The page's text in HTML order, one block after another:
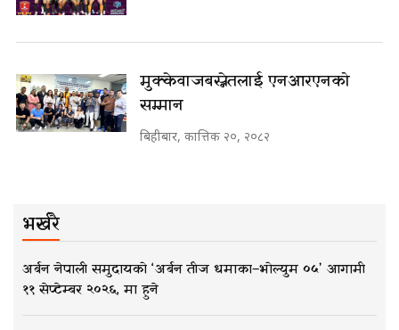
मुक्केवाज बस्नेतलाई एनआरएनको
सम्मान
बिहीबार, कात्तिक २०, २०८२
भर्खरै
अर्बन नेपाली समुदायको ‘अर्बन तीज धमाका–भोल्युम ०५’ आगामी
११ सेप्टेम्बर २०२६, मा हुने